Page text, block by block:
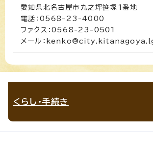
愛知県北名古屋市九之坪笹塚1番地
電話：0568-23-4000
ファクス：0568-23-0501
メール：
くらし・手続き